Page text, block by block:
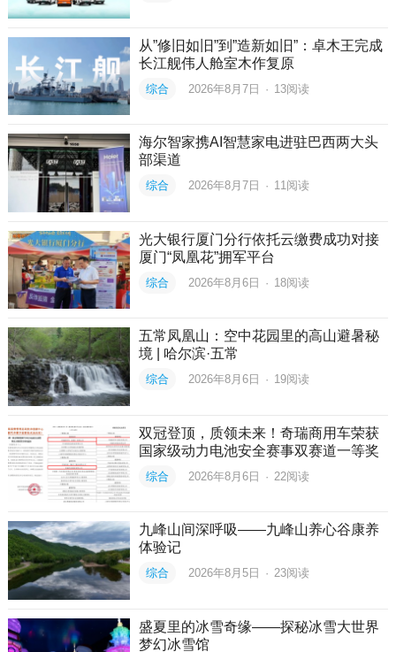
从”修旧如旧”到”造新如旧”：卓木王完成
长江舰伟人舱室木作复原
综合 2026年8月7日 · 13阅读
海尔智家携AI智慧家电进驻巴西两大头
部渠道
综合 2026年8月7日 · 11阅读
光大银行厦门分行依托云缴费成功对接
厦门“凤凰花”拥军平台
综合 2026年8月6日 · 18阅读
五常凤凰山：空中花园里的高山避暑秘
境 | 哈尔滨·五常
综合 2026年8月6日 · 19阅读
双冠登顶，质领未来！奇瑞商用车荣获
国家级动力电池安全赛事双赛道一等奖
综合 2026年8月6日 · 22阅读
九峰山间深呼吸——九峰山养心谷康养
体验记
综合 2026年8月5日 · 23阅读
盛夏里的冰雪奇缘——探秘冰雪大世界
梦幻冰雪馆